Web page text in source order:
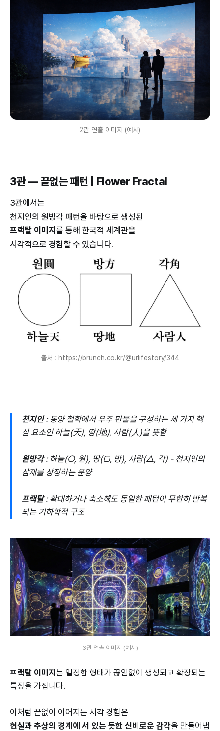
2관 연출 이미지 (예시)
3관 — 끝없는 패턴 | Flower Fractal
3관에서는
천지인의 원방각 패턴을 바탕으로 생성된
프랙탈 이미지 를 통해 한국적 세계관을
시각적으로 경험할 수 있습니다.
출처 : https://brunch.co.kr/@urlifestory/344
천지인: 동양 철학에서 우주 만물을 구성하는 세 가지 핵
심 요소인 하늘(天), 땅(地), 사람(人)을 뜻함
원방각: 하늘(○, 원), 땅(□, 방), 사람(△, 각) - 천지인의
삼재를 상징하는 문양
프랙탈: 확대하거나 축소해도 동일한 패턴이 무한히 반복
되는 기하학적 구조
3관 연출 이미지 (예시)
프랙탈 이미지 는 일정한 형태가 끊임없이 생성되고 확장되는
특징을 가집니다.
이처럼 끝없이 이어지는 시각 경험은
현실과 추상의 경계에 서 있는 듯한 신비로운 감각을 만들어냅